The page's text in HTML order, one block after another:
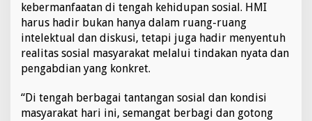
kebermanfaatan di tengah kehidupan sosial. HMI
harus hadir bukan hanya dalam ruang-ruang
intelektual dan diskusi, tetapi juga hadir menyentuh
realitas sosial masyarakat melalui tindakan nyata dan
pengabdian yang konkret.
“Di tengah berbagai tantangan sosial dan kondisi
masyarakat hari ini, semangat berbagi dan gotong